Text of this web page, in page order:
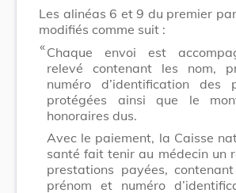
Les alinéas 6 et 9 du premier
modifiés comme suit :
​ «Chaque envoi est
relevé contenant les nom,
numéro d’identification des
protégées ainsi que le
honoraires dus.
Avec le paiement, la Caisse
santé fait tenir au médecin un
prestations payées,
prénom et numéro